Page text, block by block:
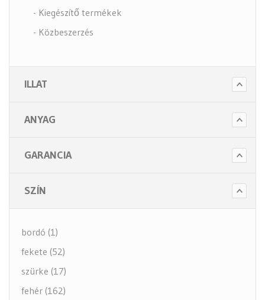
- Kiegészítő termékek
- Közbeszerzés
- Törlő és tisztító papírok
- Intim betét gyűjtők
- Toalett papírok
Kiegészítők (5 alkategória)
ILLAT
ANYAG
GARANCIA
SZÍN
bordó (1)
fekete (52)
szürke (17)
fehér (162)